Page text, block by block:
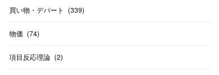
58)
10
買い物・デパート (339)
物価 (74)
項目反応理論 (2)